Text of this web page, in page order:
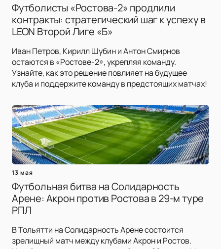
Футболисты «Ростова-2» продлили
контракты: стратегический шаг к успеху в
LEON Второй Лиге «Б»
Иван Петров, Кирилл Шубин и Антон Смирнов
остаются в «Ростове-2», укрепляя команду.
Узнайте, как это решение повлияет на будущее
клуба и поддержите команду в предстоящих матчах!
13 мая
Футбольная битва на Солидарность
Арене: Акрон против Ростова в 29-м туре
РПЛ
В Тольятти на Солидарность Арене состоится
зрелищный матч между клубами Акрон и Ростов.